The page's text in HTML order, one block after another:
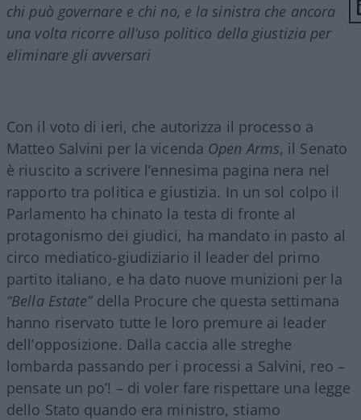
chi può governare e chi no, e la sinistra che ancora
una volta ricorre all’uso politico della giustizia per
eliminare gli avversari
Con il voto di ieri, che autorizza il processo a
Matteo Salvini per la vicenda Open Arms, il Senato
è riuscito a scrivere l’ennesima pagina nera nel
rapporto tra politica e giustizia. In un sol colpo il
Parlamento ha chinato la testa di fronte al
protagonismo dei giudici, ha mandato in pasto al
circo mediatico-giudiziario il leader del primo
partito italiano, e ha dato nuove munizioni per la
“Bella Estate”della Procure che questa settimana
hanno riservato tutte le loro premure ai leader
dell’opposizione. Dalla caccia alle streghe
lombarda passando per i processi a Salvini, reo –
pensate un po’! – di voler fare rispettare una legge
dello Stato quando era ministro, stiamo